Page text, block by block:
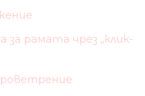
рамата чрез „клик-